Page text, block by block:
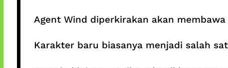
Agent Wind diperkirakan akan
Karakter baru biasanya menjadi salah